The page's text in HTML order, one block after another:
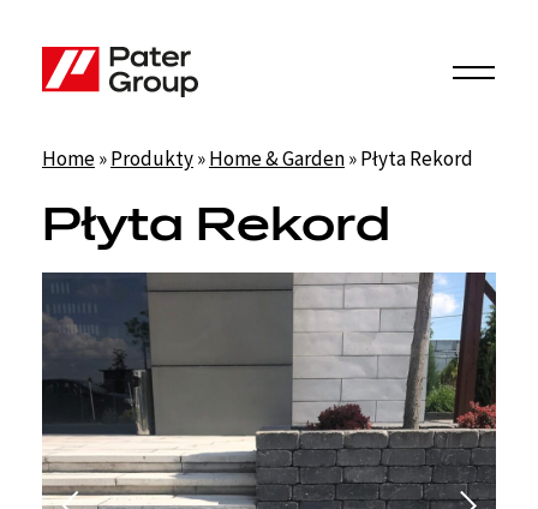
Home»Produkty»Home & Garden»Płyta Rekord
Płyta Rekord